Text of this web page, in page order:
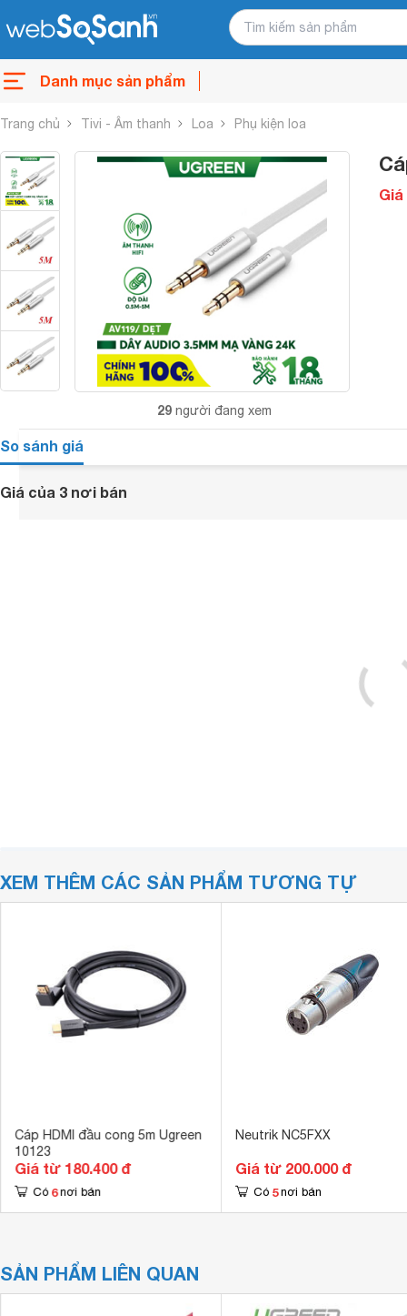
Danh mục sản phẩm
Trang chủ Tivi - Âm thanh Loa Phụ kiện loa
29 người đang xem
So sánh giá
Giá của 3 nơi bán
XEM THÊM CÁC SẢN PHẨM TƯƠNG TỰ
Cáp HDMI đầu cong 5m Ugreen
10123
Giá từ 180.400 đ
Có 6 nơi bán
Neutrik NC5FXX
Giá từ 200.000 đ
Có 5 nơi bán
SẢN PHẨM LIÊN QUAN